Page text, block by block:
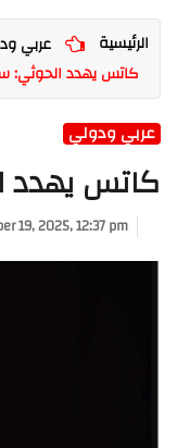
الرئيسية
عربي
كاتس يهدد الحوثي:
عربي ودولي
كاتس يهدد
19, 2025, 12:37 pm